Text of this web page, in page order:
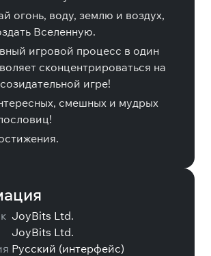
огонь, воду, землю и воздух,
Вселенную.
игровой процесс в один
сконцентрироваться на
игре!
смешных и мудрых
JoyBits Ltd.
JoyBits Ltd.
Русский (интерфейс)